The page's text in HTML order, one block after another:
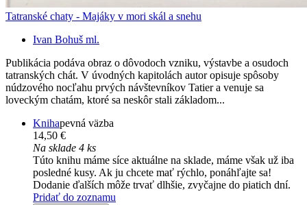
Tatranské chaty - Majáky v mori skál a snehu
Ivan Bohuš ml.
Publikácia podáva obraz o dôvodoch vzniku, výstavbe a osudoch
tatranských chát. V úvodných kapitolách autor opisuje spôsoby
núdzového nocľahu prvých návštevníkov Tatier a venuje sa
loveckým chatám, ktoré sa neskôr stali základom...
Knihapevná väzba
14,50 €
Na sklade 4 ks
Túto knihu máme síce aktuálne na sklade, máme však už iba
posledné kusy. Ak ju chcete mať rýchlo, ponáhľajte sa!
Dodanie ďalších môže trvať dlhšie, zvyčajne do piatich dní.
Pridať do zoznamu